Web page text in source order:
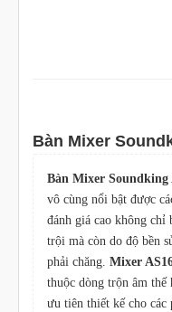
Bàn Mixer
Bàn Mixer Soundking
vô cùng nổi bật được
đánh giá cao không
trội mà còn do độ bền
phải chăng. Mixer
thuộc dòng trộn âm thế
ưu tiên thiết kế cho các